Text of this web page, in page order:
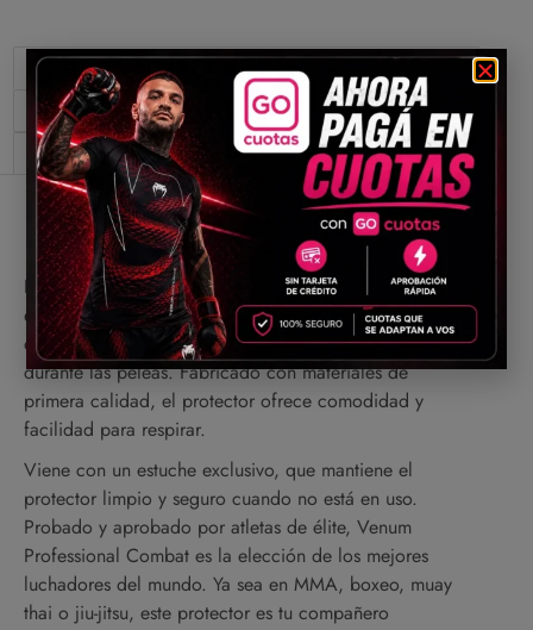
Descripción
Información adicional
Valoraciones (0)
Descripción
Desarrollado para absorber impactos con la máxima
eficacia, protege tu boca, dientes y mandíbula en
deportes de contacto, garantizando más confianza
durante las peleas. Fabricado con materiales de
primera calidad, el protector ofrece comodidad y
facilidad para respirar.
Viene con un estuche exclusivo, que mantiene el
protector limpio y seguro cuando no está en uso.
Probado y aprobado por atletas de élite, Venum
Professional Combat es la elección de los mejores
luchadores del mundo. Ya sea en MMA, boxeo, muay
thai o jiu-jitsu, este protector es tu compañero